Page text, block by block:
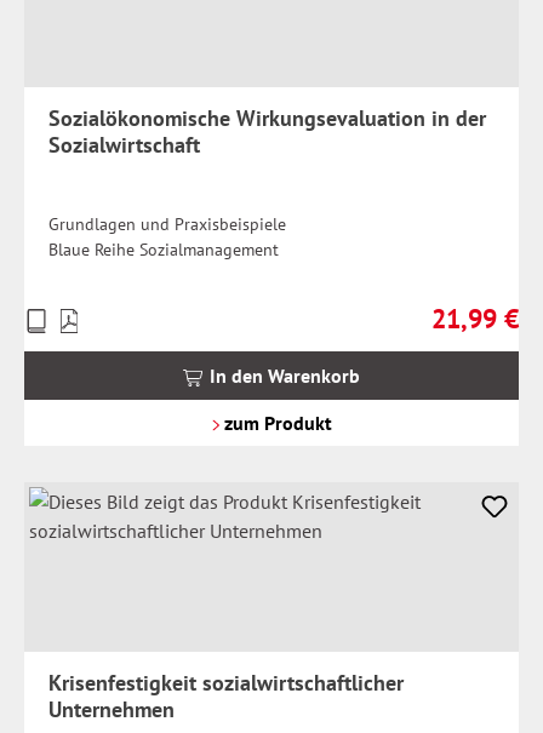
Sozialökonomische Wirkungsevaluation in der
Sozialwirtschaft
Grundlagen und Praxisbeispiele
Blaue Reihe Sozialmanagement
Regulärer
21,99 €
Preise
inkl.
In den Warenkorb
zum Produkt
Krisenfestigkeit sozialwirtschaftlicher
Unternehmen